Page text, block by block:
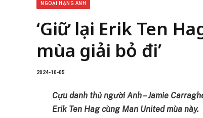
NGOẠI HẠNG ANH
‘Giữ lại Erik Ten
mùa giải bỏ đi’
2024-10-05
Cựu danh thủ người Anh – Jamie
Erik Ten Hag cùng Man United mùa này.